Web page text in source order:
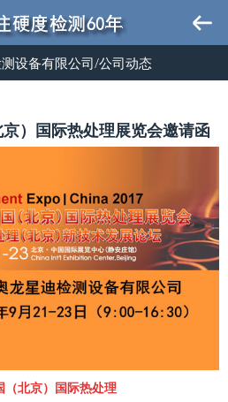
设备有限公司/公司动态
）国际热处理展览会邀请函
（北京）国际热处理